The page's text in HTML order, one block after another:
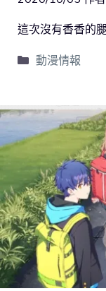
這次沒有香香的
動漫情報